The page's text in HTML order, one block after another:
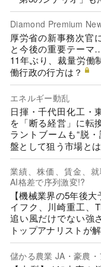
Diamond Premium
厚労省の新事務次官
と今後の重要テーマ
11年ぶり、裁量労働
働行政の行方は？
エネルギー動乱
日揮・千代田化工・
を「断る経営」に転
ラントブームも“脱
盤として狙う市場とは
業績、株価、賃金、
AI格差で序列激変!?
【機械業界の5年後
イフク、川崎重工、
追い風だけでない強
トップアナリストが
儲かる農業 JA・豪農